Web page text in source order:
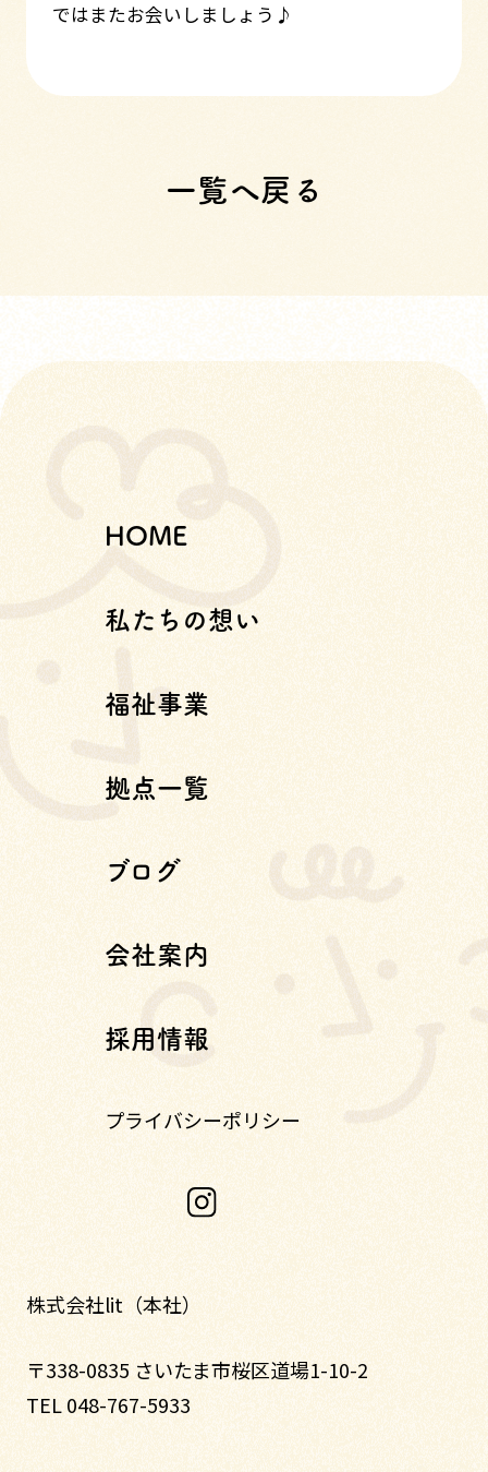
ではまたお会いしましょう♪
一覧へ戻る
HOME
私たちの想い
福祉事業
拠点一覧
ブログ
会社案内
採用情報
プライバシーポリシー
株式会社lit（本社）
〒338-0835 さいたま市桜区道場1-10-2
TEL 048-767-5933